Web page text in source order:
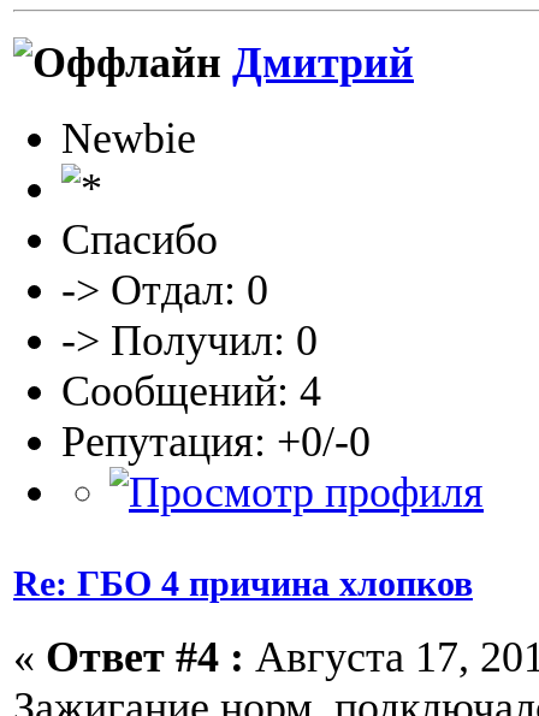
Дмитрий
Newbie
Спасибо
-> Отдал: 0
-> Получил: 0
Сообщений: 4
Репутация: +0/-0
Re: ГБО 4 причина хлопков
« Ответ #4 : Августа 17,